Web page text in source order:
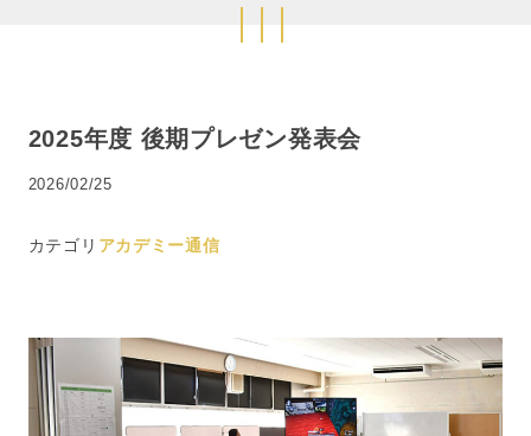
2025年度 後期プレゼン発表会
2026/02/25
カテゴリ アカデミー通信